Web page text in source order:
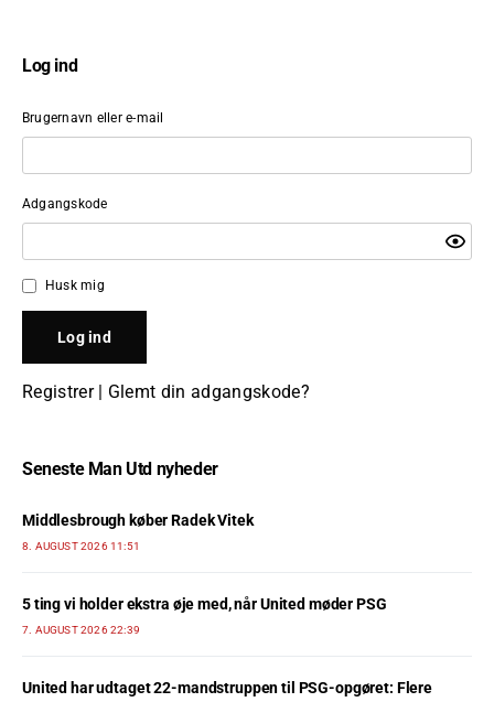
Log ind
Brugernavn eller e-mail
Adgangskode
Husk mig
Registrer| Glemt din adgangskode?
Seneste Man Utd nyheder
Middlesbrough køber Radek Vitek
8. AUGUST 2026 11:51
5 ting vi holder ekstra øje med, når United møder PSG
7. AUGUST 2026 22:39
United har udtaget 22-mandstruppen til PSG-opgøret: Flere